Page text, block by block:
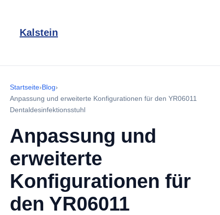
Kalstein
Startseite›Blog›
Anpassung und erweiterte Konfigurationen für den YR06011
Dentaldesinfektionsstuhl
Anpassung und
erweiterte
Konfigurationen für
den YR06011